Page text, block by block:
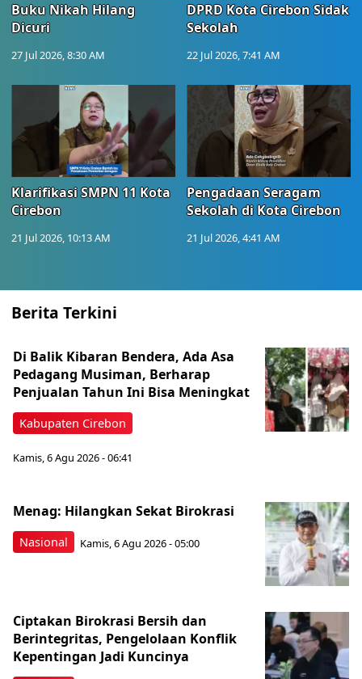
Buku Nikah Hilang
Dicuri
27 Jul 2026, 8:30 AM
DPRD Kota Cirebon Sidak
Sekolah
22 Jul 2026, 7:41 AM
Klarifikasi SMPN 11 Kota
Cirebon
21 Jul 2026, 10:13 AM
Pengadaan Seragam
Sekolah di Kota Cirebon
21 Jul 2026, 4:41 AM
Berita Terkini
Kabupaten Cirebon
Di Balik Kibaran Bendera, Ada Asa
Pedagang Musiman, Berharap
Penjualan Tahun Ini Bisa Meningkat
Kamis, 6 Agu 2026 - 06:41
Nasional
Menag: Hilangkan Sekat Birokrasi
Kamis, 6 Agu 2026 - 05:00
Ciptakan Birokrasi Bersih dan
Berintegritas, Pengelolaan Konflik
Kepentingan Jadi Kuncinya